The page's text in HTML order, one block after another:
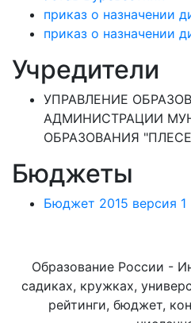
приказ о назначении
приказ о назначении
Учредители
УПРАВЛЕНИЕ
АДМИНИСТРАЦИИ
ОБРАЗОВАНИЯ
Бюджеты
Бюджет 2015 версия 1
Образование России -
садиках, кружках,
рейтинги, бюджет,